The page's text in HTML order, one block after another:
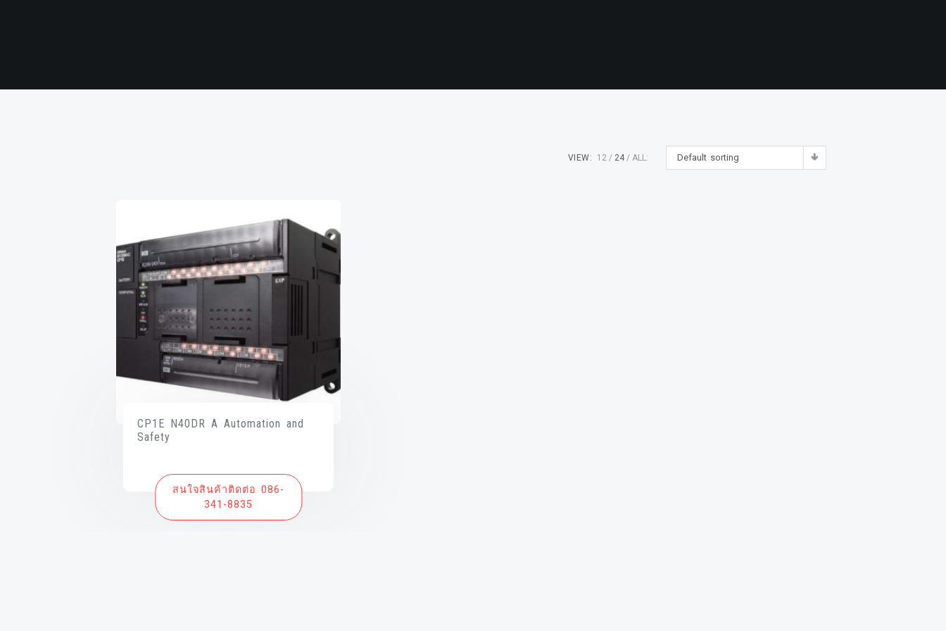
Default sorting
VIEW: 12 24 ALL:
CP1E N40DR A Automation and
Safety
สนใจสินค้าติดต่อ 086-
341-8835